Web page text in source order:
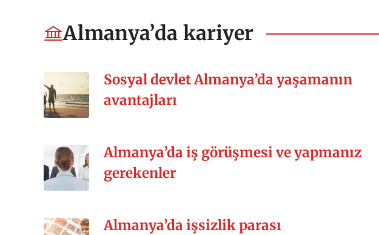
Almanya’da kariyer
Sosyal devlet Almanya’da yaşamanın
avantajları
Almanya’da iş görüşmesi ve yapmanız
gerekenler
Almanya’da işsizlik parası